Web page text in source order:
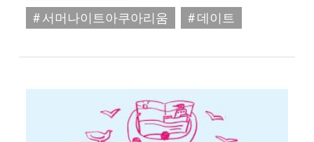
# 서머나이트아쿠아리움
# 데이트